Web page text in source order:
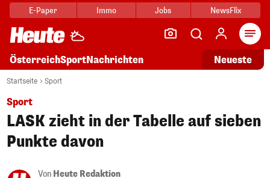
E-Paper Immo Jobs NewsFlix
ÖsterreichSportNachrichten Neueste
Startseite Sport
Sport
LASK zieht in der Tabelle auf sieben
Punkte davon
Von Heute Redaktion